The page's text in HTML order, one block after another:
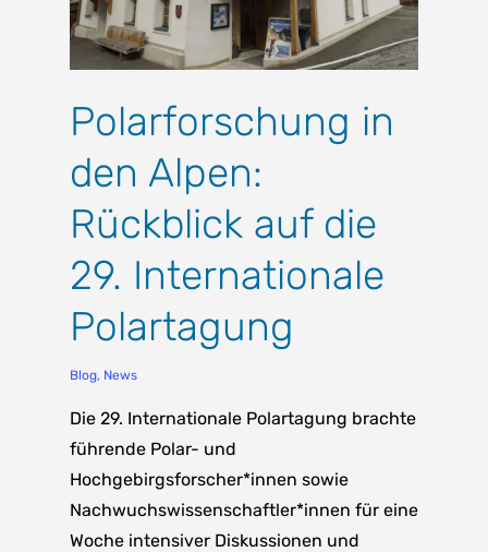
Polarforschung in
den Alpen:
Rückblick auf die
29. Internationale
Polartagung
Blog, News
Die 29. Internationale Polartagung brachte
führende Polar- und
Hochgebirgsforscher*innen sowie
Nachwuchswissenschaftler*innen für eine
Woche intensiver Diskussionen und